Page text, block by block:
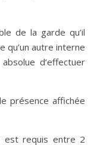
de la garde qu’il
qu’un autre interne
d’effectuer
présence affichée
est requis entre 2